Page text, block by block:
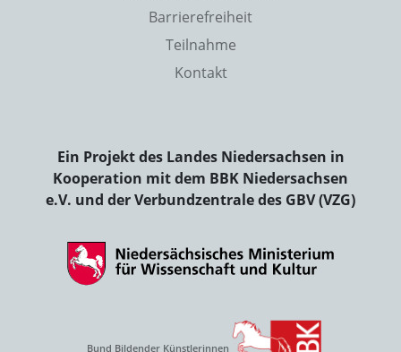
Barrierefreiheit
Teilnahme
Kontakt
Ein Projekt des Landes Niedersachsen in
Kooperation mit dem BBK Niedersachsen
e.V. und der Verbundzentrale des GBV (VZG)
Bund Bildender Künstlerinnen